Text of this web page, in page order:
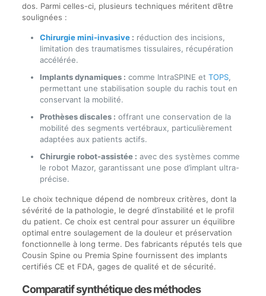
dos. Parmi celles-ci, plusieurs techniques méritent d’être
soulignées :
Chirurgie mini-invasive: réduction des incisions,
limitation des traumatismes tissulaires, récupération
accélérée.
Implants dynamiques : comme IntraSPINE et TOPS,
permettant une stabilisation souple du rachis tout en
conservant la mobilité.
Prothèses discales : offrant une conservation de la
mobilité des segments vertébraux, particulièrement
adaptées aux patients actifs.
Chirurgie robot-assistée : avec des systèmes comme
le robot Mazor, garantissant une pose d’implant ultra-
précise.
Le choix technique dépend de nombreux critères, dont la
sévérité de la pathologie, le degré d’instabilité et le profil
du patient. Ce choix est central pour assurer un équilibre
optimal entre soulagement de la douleur et préservation
fonctionnelle à long terme. Des fabricants réputés tels que
Cousin Spine ou Premia Spine fournissent des implants
certifiés CE et FDA, gages de qualité et de sécurité.
Comparatif synthétique des méthodes